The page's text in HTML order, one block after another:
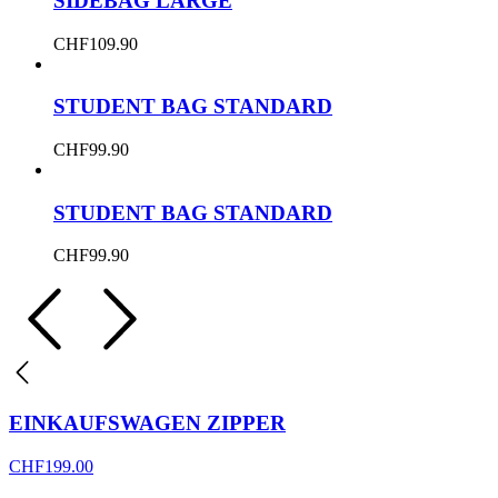
CHF109.90
STUDENT BAG STANDARD
CHF99.90
STUDENT BAG STANDARD
CHF99.90
EINKAUFSWAGEN ZIPPER
CHF199.00